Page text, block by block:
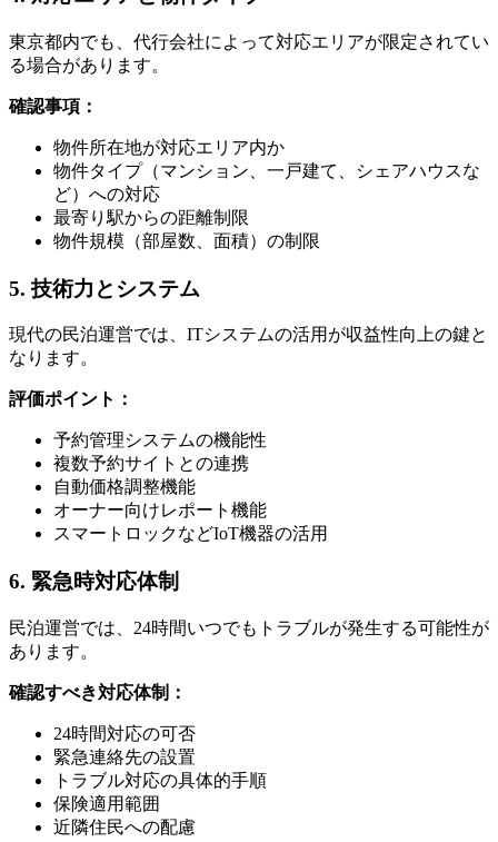
東京都内でも、代行会社によって対応エリアが限定されてい
る場合があります。
確認事項：
物件所在地が対応エリア内か
物件タイプ（マンション、一戸建て、シェアハウスな
ど）への対応
最寄り駅からの距離制限
物件規模（部屋数、面積）の制限
5. 技術力とシステム
現代の民泊運営では、ITシステムの活用が収益性向上の鍵と
なります。
評価ポイント：
予約管理システムの機能性
複数予約サイトとの連携
自動価格調整機能
オーナー向けレポート機能
スマートロックなどIoT機器の活用
6. 緊急時対応体制
民泊運営では、24時間いつでもトラブルが発生する可能性が
あります。
確認すべき対応体制：
24時間対応の可否
緊急連絡先の設置
トラブル対応の具体的手順
保険適用範囲
近隣住民への配慮